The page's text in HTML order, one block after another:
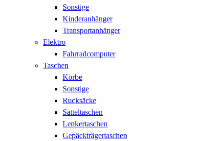
Sonstige
Kinderanhänger
Transportanhänger
Elektro
Fahrradcomputer
Taschen
Körbe
Sonstige
Rucksäcke
Satteltaschen
Lenkertaschen
Gepäckträgertaschen